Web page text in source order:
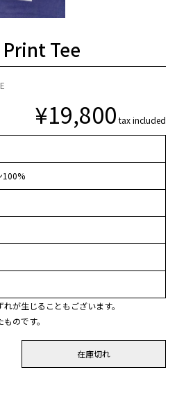
Tee
¥19,800 tax included
100%
が生じることもございます。
のです。
在庫切れ